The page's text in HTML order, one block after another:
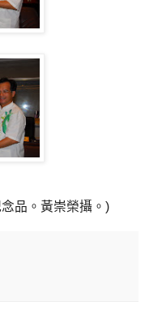
品。黃崇榮攝。)